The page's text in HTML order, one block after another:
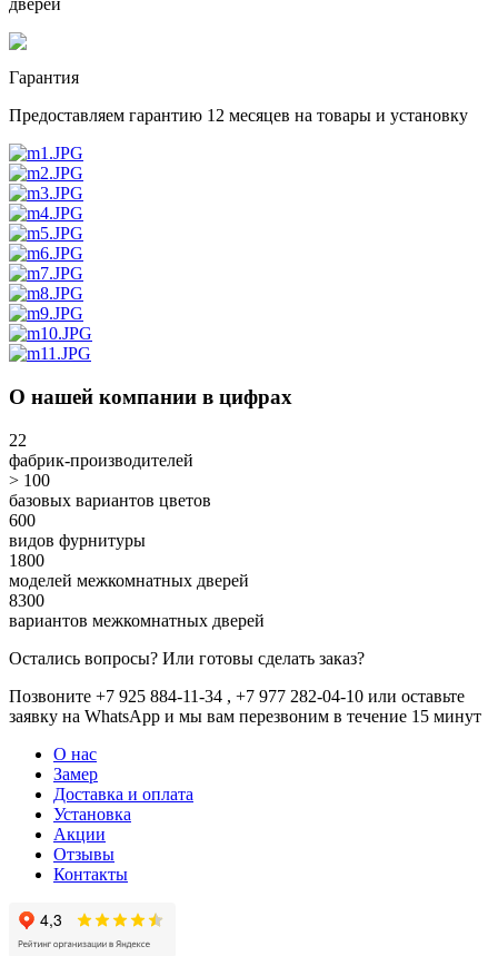
дверей
Гарантия
Предоставляем гарантию 12 месяцев на товары и установку
О нашей компании в цифрах
22
фабрик-производителей
> 100
базовых вариантов цветов
600
видов фурнитуры
1800
моделей межкомнатных дверей
8300
вариантов межкомнатных дверей
Остались вопросы? Или готовы сделать заказ?
Позвоните +7 925 884-11-34 , +7 977 282-04-10 или оставьте
заявку на WhatsApp и мы вам перезвоним в течение 15 минут
О нас
Замер
Доставка и оплата
Установка
Акции
Отзывы
Контакты